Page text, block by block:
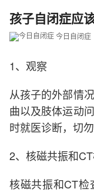
孩子自闭症应
今日自闭症
1、观察
从孩子的外部情
曲以及肢体运动
时就医诊断，切
2、核磁共振和
核磁共振和CT检